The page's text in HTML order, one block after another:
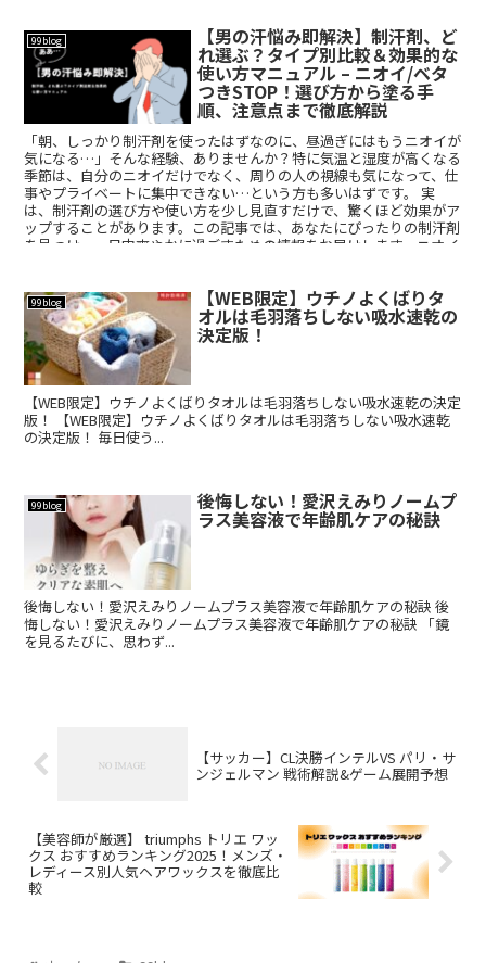
99blog 【男の汗悩み即解決】制汗剤、ど
れ選ぶ？タイプ別比較＆効果的な
使い方マニュアル – ニオイ/ベタ
つきSTOP！選び方から塗る手
順、注意点まで徹底解説
「朝、しっかり制汗剤を使ったはずなのに、昼過ぎにはもうニオイが
気になる…」そんな経験、ありませんか？特に気温と湿度が高くなる
季節は、自分のニオイだけでなく、周りの人の視線も気になって、仕
事やプライベートに集中できない…という方も多いはずです。 実
は、制汗剤の選び方や使い方を少し見直すだけで、驚くほど効果がア
ップすることがあります。この記事では、あなたにぴったりの制汗剤
を見つけ、一日中爽やかに過ごすための情報をお届けします。ニオイ
い。
99blog 【WEB限定】ウチノよくばりタ
オルは毛羽落ちしない吸水速乾の
決定版！
【WEB限定】ウチノよくばりタオルは毛羽落ちしない吸水速乾の決定
版！ 【WEB限定】ウチノよくばりタオルは毛羽落ちしない吸水速乾
の決定版！ 毎日使う...
99blog 後悔しない！愛沢えみりノームプ
ラス美容液で年齢肌ケアの秘訣
後悔しない！愛沢えみりノームプラス美容液で年齢肌ケアの秘訣 後
悔しない！愛沢えみりノームプラス美容液で年齢肌ケアの秘訣 「鏡
を見るたびに、思わず...
【サッカー】CL決勝インテルVS パリ・サ
ンジェルマン 戦術解説&ゲーム展開予想
【美容師が厳選】 triumphs トリエ ワッ
クス おすすめランキング2025！メンズ・
レディース別人気ヘアワックスを徹底比
較